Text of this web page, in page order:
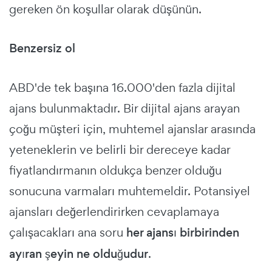
gereken ön koşullar olarak düşünün.
Benzersiz ol
ABD'de tek başına 16.000'den fazla dijital
ajans bulunmaktadır. Bir dijital ajans arayan
çoğu müşteri için, muhtemel ajanslar arasında
yeteneklerin ve belirli bir dereceye kadar
fiyatlandırmanın oldukça benzer olduğu
sonucuna varmaları muhtemeldir. Potansiyel
ajansları değerlendirirken cevaplamaya
çalışacakları ana soru her ajansı birbirinden
ayıran şeyin ne olduğudur.